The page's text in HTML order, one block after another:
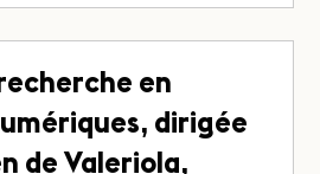
en
dirigée
de Valeriola,